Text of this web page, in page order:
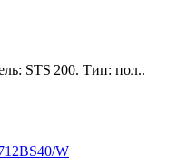
STS 200. Тип: пол..